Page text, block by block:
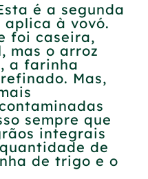
é a segunda
à vovó.
foi caseira,
mas o arroz
a farinha
Mas,
sempre que
integrais
de
de trigo e o